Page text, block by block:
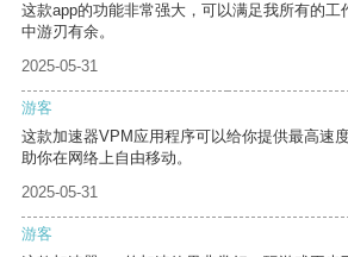
这款app的功能非常强大，可以满足我所有的工
中游刃有余。
2025-05-31
游客
这款加速器VPM应用程序可以给你提供最高速
助你在网络上自由移动。
2025-05-31
游客